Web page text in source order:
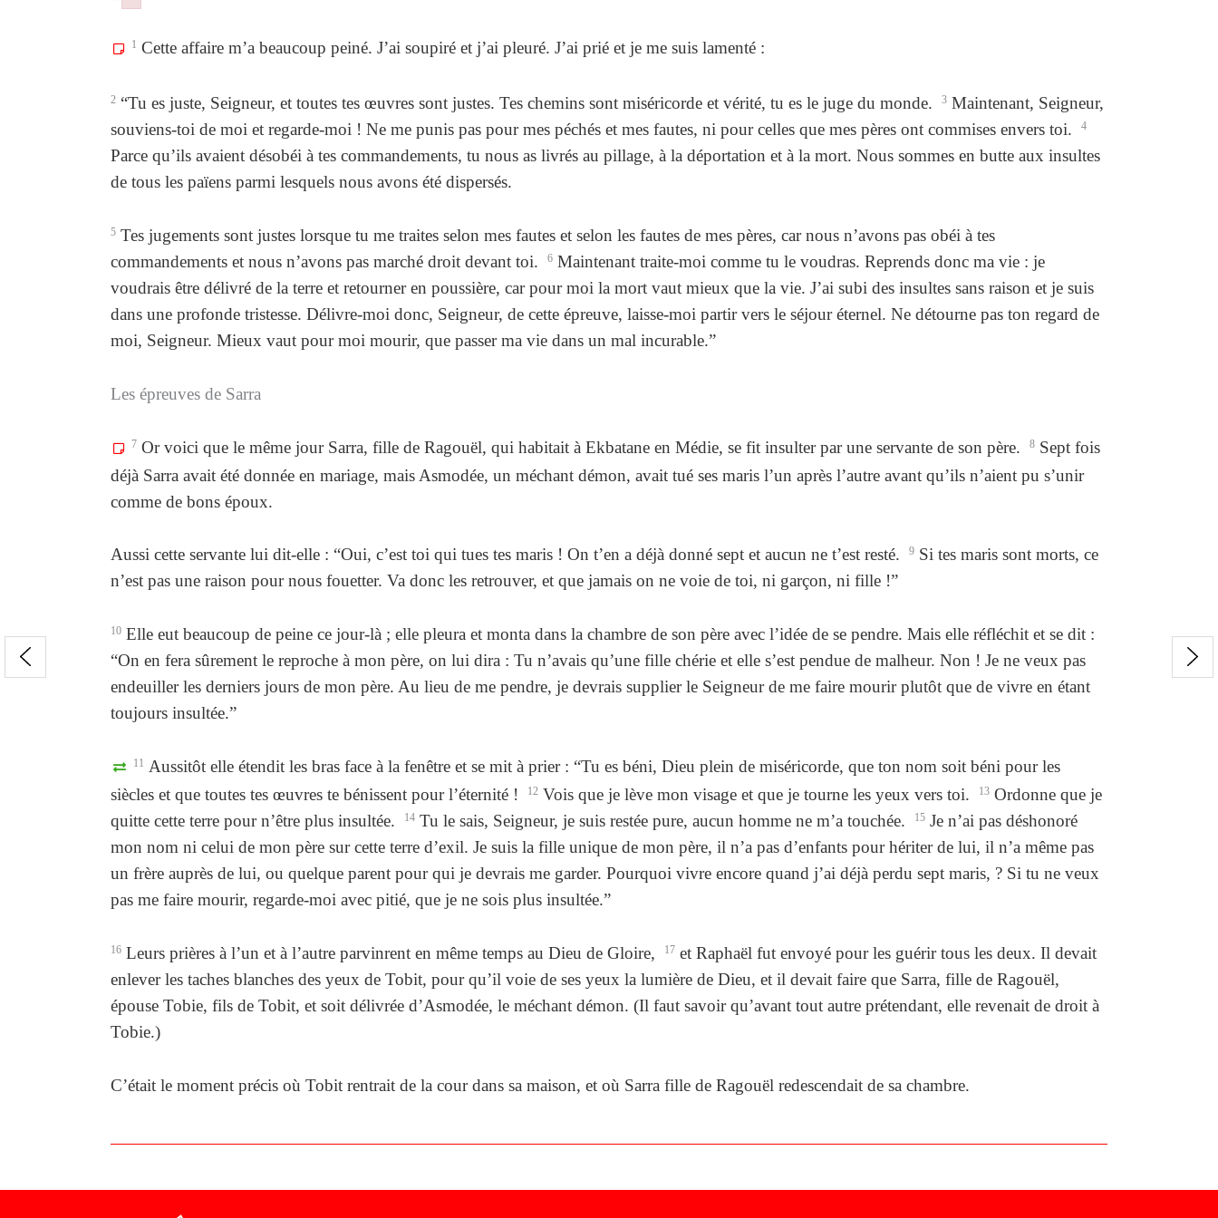
1 Cette affaire m’a beaucoup peiné. J’ai soupiré et j’ai pleuré. J’ai prié et je me suis lamenté :
2 “Tu es juste, Seigneur, et toutes tes œuvres sont justes. Tes chemins sont miséricorde et vérité, tu es le juge du monde. 3 Maintenant, Seigneur,
souviens-toi de moi et regarde-moi ! Ne me punis pas pour mes péchés et mes fautes, ni pour celles que mes pères ont commises envers toi.
4
Parce qu’ils avaient désobéi à tes commandements, tu nous as livrés au pillage, à la déportation et à la mort. Nous sommes en butte aux insultes
de tous les païens parmi lesquels nous avons été dispersés.
5 Tes jugements sont justes lorsque tu me traites selon mes fautes et selon les fautes de mes pères, car nous n’avons pas obéi à tes
commandements et nous n’avons pas marché droit devant toi.
6 Maintenant traite-moi comme tu le voudras. Reprends donc ma vie : je
voudrais être délivré de la terre et retourner en poussière, car pour moi la mort vaut mieux que la vie. J’ai subi des insultes sans raison et je suis
dans une profonde tristesse. Délivre-moi donc, Seigneur, de cette épreuve, laisse-moi partir vers le séjour éternel. Ne détourne pas ton regard de
moi, Seigneur. Mieux vaut pour moi mourir, que passer ma vie dans un mal incurable.”
Les épreuves de Sarra
7 Or voici que le même jour Sarra, fille de Ragouël, qui habitait à Ekbatane en Médie, se fit insulter par une servante de son père. 8 Sept fois
déjà Sarra avait été donnée en mariage, mais Asmodée, un méchant démon, avait tué ses maris l’un après l’autre avant qu’ils n’aient pu s’unir
comme de bons époux.
Aussi cette servante lui dit-elle : “Oui, c’est toi qui tues tes maris ! On t’en a déjà donné sept et aucun ne t’est resté. 9 Si tes maris sont morts, ce
n’est pas une raison pour nous fouetter. Va donc les retrouver, et que jamais on ne voie de toi, ni garçon, ni fille !”
10 Elle eut beaucoup de peine ce jour-là ; elle pleura et monta dans la chambre de son père avec l’idée de se pendre. Mais elle réfléchit et se dit :
“On en fera sûrement le reproche à mon père, on lui dira : Tu n’avais qu’une fille chérie et elle s’est pendue de malheur. Non ! Je ne veux pas
endeuiller les derniers jours de mon père. Au lieu de me pendre, je devrais supplier le Seigneur de me faire mourir plutôt que de vivre en étant
toujours insultée.”
11 Aussitôt elle étendit les bras face à la fenêtre et se mit à prier : “Tu es béni, Dieu plein de miséricorde, que ton nom soit béni pour les
siècles et que toutes tes œuvres te bénissent pour l’éternité !
12 Vois que je lève mon visage et que je tourne les yeux vers toi. 13 Ordonne que je
quitte cette terre pour n’être plus insultée.
14 Tu le sais, Seigneur, je suis restée pure, aucun homme ne m’a touchée. 15 Je n’ai pas déshonoré
mon nom ni celui de mon père sur cette terre d’exil. Je suis la fille unique de mon père, il n’a pas d’enfants pour hériter de lui, il n’a même pas
un frère auprès de lui, ou quelque parent pour qui je devrais me garder. Pourquoi vivre encore quand j’ai déjà perdu sept maris, ? Si tu ne veux
pas me faire mourir, regarde-moi avec pitié, que je ne sois plus insultée.”
16 Leurs prières à l’un et à l’autre parvinrent en même temps au Dieu de Gloire, 17 et Raphaël fut envoyé pour les guérir tous les deux. Il devait
enlever les taches blanches des yeux de Tobit, pour qu’il voie de ses yeux la lumière de Dieu, et il devait faire que Sarra, fille de Ragouël,
épouse Tobie, fils de Tobit, et soit délivrée d’Asmodée, le méchant démon. (Il faut savoir qu’avant tout autre prétendant, elle revenait de droit à
Tobie.)
C’était le moment précis où Tobit rentrait de la cour dans sa maison, et où Sarra fille de Ragouël redescendait de sa chambre.
Failed to initialize plugin: wplink
Failed to initialize plugin: wplink